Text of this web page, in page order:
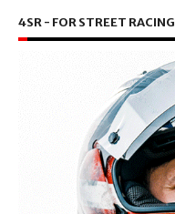
4SR - FOR STREET RACING